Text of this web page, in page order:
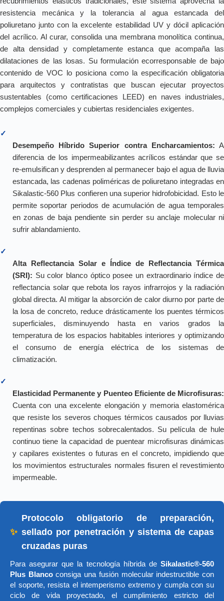
resistencia mecánica y la tolerancia al agua estancada del
poliuretano junto con la excelente estabilidad UV y dócil aplicación
del acrílico. Al curar, consolida una membrana monolítica continua,
de alta densidad y completamente estanca que acompaña las
dilataciones de las losas. Su formulación ecorresponsable de bajo
contenido de VOC lo posiciona como la especificación obligatoria
para arquitectos y contratistas que buscan ejecutar proyectos
sustentables (como certificaciones LEED) en naves industriales,
complejos comerciales y cubiertas residenciales exigentes.
✓
Desempeño Híbrido Superior contra Encharcamientos: A
diferencia de los impermeabilizantes acrílicos estándar que se
re-emulsifican y desprenden al permanecer bajo el agua de lluvia
estancada, las cadenas poliméricas de poliuretano integradas en
Sikalastic-560 Plus confieren una superior hidrofobicidad. Esto le
permite soportar periodos de acumulación de agua temporales
en zonas de baja pendiente sin perder su anclaje molecular ni
sufrir ablandamiento.
✓
Alta Reflectancia Solar e Índice de Reflectancia Térmica
(SRI): Su color blanco óptico posee un extraordinario índice de
reflectancia solar que rebota los rayos infrarrojos y la radiación
global directa. Al mitigar la absorción de calor diurno por parte de
la losa de concreto, reduce drásticamente los puentes térmicos
superficiales, disminuyendo hasta en varios grados la
temperatura de los espacios habitables interiores y optimizando
el consumo de energía eléctrica de los sistemas de
climatización.
✓
Elasticidad Permanente y Puenteo Eficiente de Microfisuras:
Cuenta con una excelente elongación y memoria elastomérica
que resiste los severos choques térmicos causados por lluvias
repentinas sobre techos sobrecalentados. Su película de hule
continuo tiene la capacidad de puentear microfisuras dinámicas
y capilares existentes o futuras en el concreto, impidiendo que
los movimientos estructurales normales fisuren el revestimiento
impermeable.
✨
Protocolo obligatorio de preparación,
sellado por penetración y sistema de capas
cruzadas puras
Para asegurar que la tecnología híbrida de Sikalastic®-560
Plus Blancoconsiga una fusión molecular indestructible con
el soporte, resista el intemperismo extremo y cumpla con su
ciclo de vida proyectado, el cumplimiento estricto del